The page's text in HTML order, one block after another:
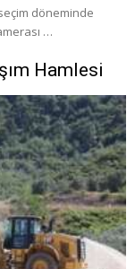
döneminde
…
Hamlesi